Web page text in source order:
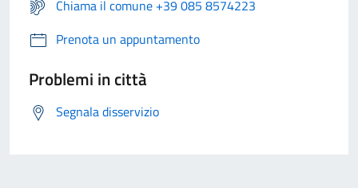
Chiama il comune +39 085 8574223
Prenota un appuntamento
Problemi in città
Segnala disservizio